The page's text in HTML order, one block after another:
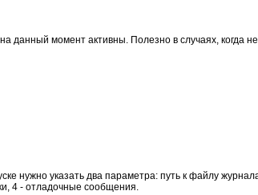
данный момент активны. Полезно в случаях, когда
нужно указать два параметра: путь к файлу
4 - отладочные сообщения.